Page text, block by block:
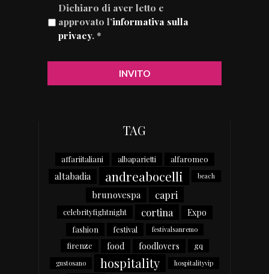
Dichiaro di aver letto e
approvato l’informativa sulla
privacy. *
TAG
affariitaliani albaparietti alfaromeo
altabadia andreabocelli beach
brunovespa capri
celebrityfightnight cortina Expo
fashion festival festivalsanremo
firenze food foodlovers gq
gustosano hospitality hospitalityvip